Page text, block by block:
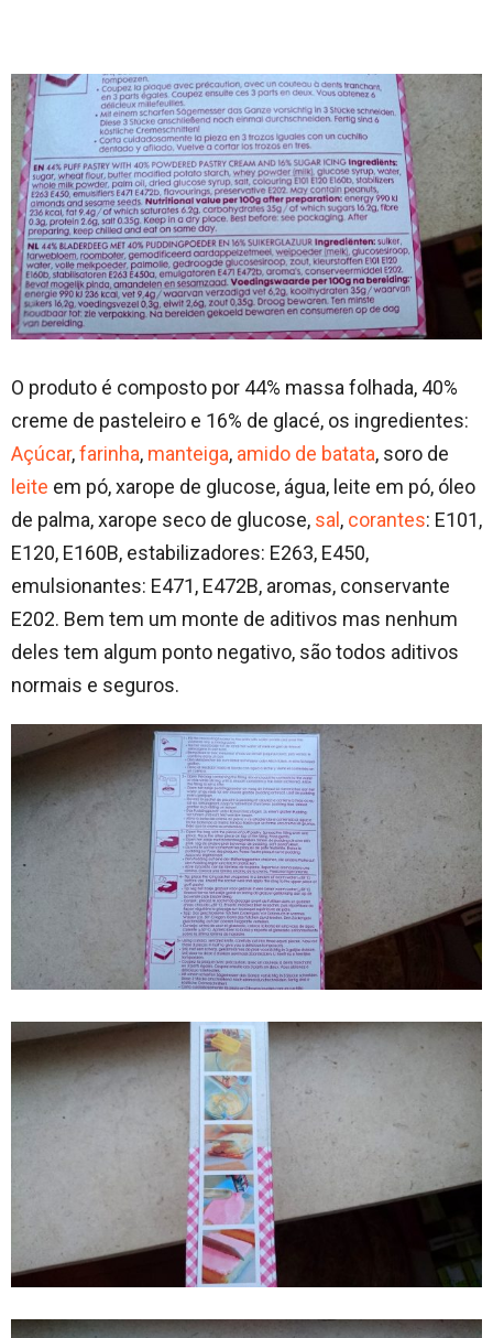
O produto é composto por 44% massa folhada, 40%
creme de pasteleiro e 16% de glacé, os ingredientes:
Açúcar,farinha, manteiga, amido de batata, soro de
leite em pó, xarope de glucose, água, leite em pó, óleo
de palma, xarope seco de glucose, sal , corantes: E101,
E120, E160B, estabilizadores: E263, E450,
emulsionantes: E471, E472B, aromas, conservante
E202. Bem tem um monte de aditivos mas nenhum
deles tem algum ponto negativo, são todos aditivos
normais e seguros.